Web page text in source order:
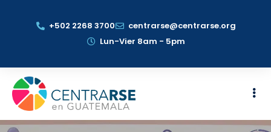
+502 2268 3700
centrarse@centrarse.org
Lun-Vier 8am - 5pm